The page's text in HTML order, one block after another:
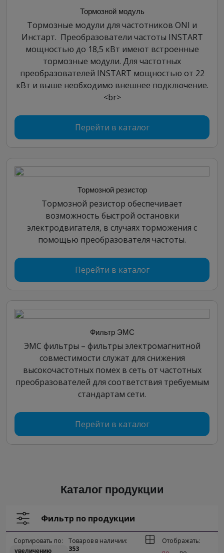
Тормозной модуль
Тормозные модули для частотников ONI и
Инстарт. Преобразователи частоты INSTART
мощностью до 18,5 кВт имеют встроенные
тормозные модули. Для частотных
преобразователей INSTART мощностью от 22
кВт и выше необходимо внешнее подключение.
<br>
Перейти в каталог
Тормозной резистор
Тормозной резистор обеспечивает
возможность быстрой остановки
электродвигателя, в случаях торможения с
помощью преобразователя частоты.
Перейти в каталог
Фильтр ЭМС
ЭМС фильтры – фильтры электромагнитной
совместимости служат для снижения
высокочастотных помех в сеть от частотных
преобразователей для соответствия требуемым
стандартам сети.
Перейти в каталог
Каталог продукции
Фильтр по продукции
Сортировать по:
увеличению
Товаров в наличии:
353
Отображать: